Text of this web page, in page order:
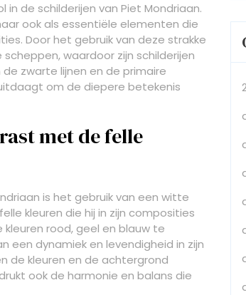
de schilderijen van Piet Mondriaan.
ook als essentiële elementen die
Door het gebruik van deze strakke
waardoor zijn schilderijen
zwarte lijnen en de primaire
om de diepere betekenis
met de felle
is het gebruik van een witte
kleuren die hij in zijn composities
kleuren rood, geel en blauw te
dynamiek en levendigheid in zijn
de kleuren en de achtergrond
ook de harmonie en balans die